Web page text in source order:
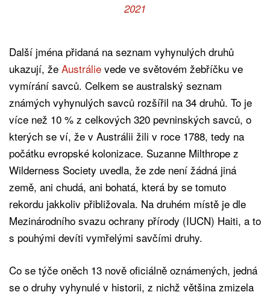
2021
Další jména přidaná na seznam vyhynulých druhů
ukazují, že Austrálie vede ve světovém žebříčku ve
vymírání savců. Celkem se australský seznam
známých vyhynulých savců rozšířil na 34 druhů. To je
více než 10 % z celkových 320 pevninských savců, o
kterých se ví, že v Austrálii žili v roce 1788, tedy na
počátku evropské kolonizace. Suzanne Milthrope z
Wilderness Society uvedla, že zde není žádná jiná
země, ani chudá, ani bohatá, která by se tomuto
rekordu jakkoliv přibližovala. Na druhém místě je dle
Mezinárodního svazu ochrany přírody (IUCN) Haiti, a to
s pouhými devíti vymřelými savčími druhy.
Co se týče oněch 13 nově oficiálně oznámených, jedná
se o druhy vyhynulé v historii, z nichž většina zmizela